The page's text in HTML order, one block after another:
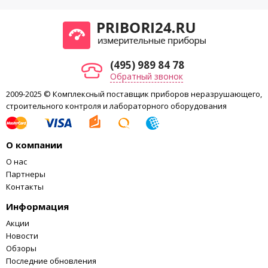
(495) 989 84 78
Обратный звонок
2009-2025 © Комплексный поставщик приборов неразрушающего,
строительного контроля и лабораторного оборудования
О компании
О нас
Партнеры
Контакты
Информация
Акции
Новости
Обзоры
Последние обновления